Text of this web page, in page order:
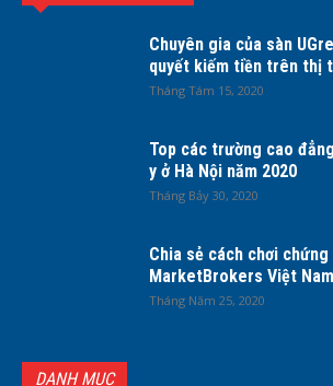
Chuyên gia của sàn
quyết kiếm tiền trên thị
Tháng Tám 15, 2020
Top các trường cao
y ở Hà Nội năm 2020
Tháng Bảy 30, 2020
Chia sẻ cách chơi
MarketBrokers Việt
Tháng Năm 25, 2020
DANH MỤC